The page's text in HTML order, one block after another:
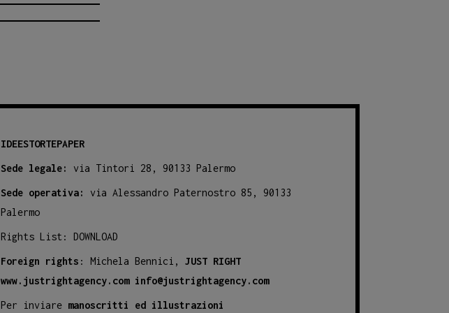
IDEESTORTEPAPER
Sede legale: via Tintori 28, 90133 Palermo
Sede operativa:
via Alessandro Paternostro 85, 90133
Palermo
Rights List:DOWNLOAD
Foreign rights : Michela Bennici,JUST RIGHT
www.justrightagency.com info@justrightagency.com
Per inviare manoscritti ed illustrazioni